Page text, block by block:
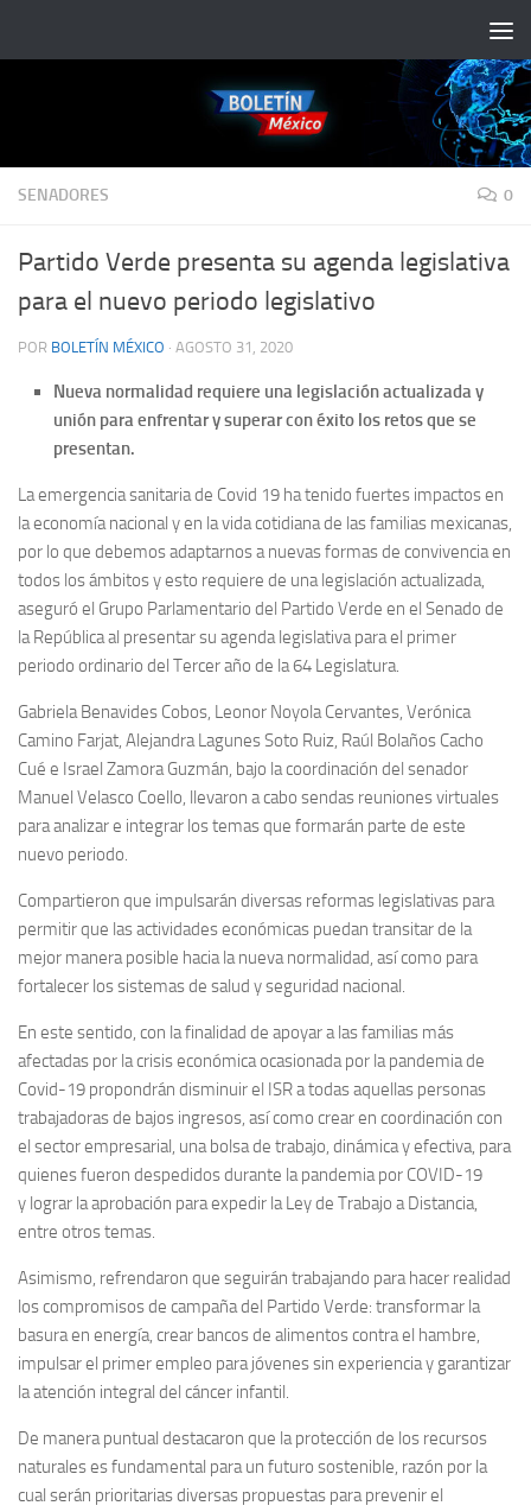
SENADORES 0
Partido Verde presenta su agenda legislativa
para el nuevo periodo legislativo
POR BOLETÍN MÉXICO · AGOSTO 31, 2020
Nueva normalidad requiere una legislación actualizada y
unión para enfrentar y superar con éxito los retos que se
presentan.
La emergencia sanitaria de Covid 19 ha tenido fuertes impactos en
la economía nacional y en la vida cotidiana de las familias mexicanas,
por lo que debemos adaptarnos a nuevas formas de convivencia en
todos los ámbitos y esto requiere de una legislación actualizada,
aseguró el Grupo Parlamentario del Partido Verde en el Senado de
la República al presentar su agenda legislativa para el primer
periodo ordinario del Tercer año de la 64 Legislatura.
Gabriela Benavides Cobos, Leonor Noyola Cervantes, Verónica
Camino Farjat, Alejandra Lagunes Soto Ruiz, Raúl Bolaños Cacho
Cué e Israel Zamora Guzmán, bajo la coordinación del senador
Manuel Velasco Coello, llevaron a cabo sendas reuniones virtuales
para analizar e integrar los temas que formarán parte de este
nuevo periodo.
Compartieron que impulsarán diversas reformas legislativas para
permitir que las actividades económicas puedan transitar de la
mejor manera posible hacia la nueva normalidad, así como para
fortalecer los sistemas de salud y seguridad nacional.
En este sentido, con la finalidad de apoyar a las familias más
afectadas por la crisis económica ocasionada por la pandemia de
Covid-19 propondrán disminuir el ISR a todas aquellas personas
trabajadoras de bajos ingresos, así como crear en coordinación con
el sector empresarial, una bolsa de trabajo, dinámica y efectiva, para
quienes fueron despedidos durante la pandemia por COVID-19
y lograr la aprobación para expedir la Ley de Trabajo a Distancia,
entre otros temas.
Asimismo, refrendaron que seguirán trabajando para hacer realidad
los compromisos de campaña del Partido Verde: transformar la
basura en energía, crear bancos de alimentos contra el hambre,
impulsar el primer empleo para jóvenes sin experiencia y garantizar
la atención integral del cáncer infantil.
De manera puntual destacaron que la protección de los recursos
naturales es fundamental para un futuro sostenible, razón por la
cual serán prioritarias diversas propuestas para prevenir el